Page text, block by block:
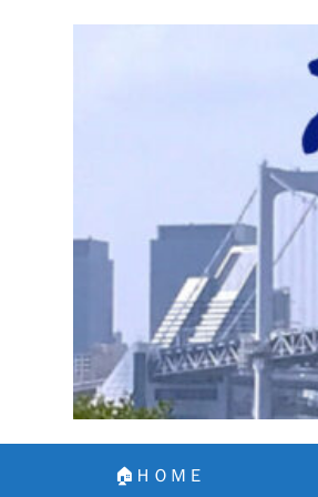
🏠ＨＯＭＥ